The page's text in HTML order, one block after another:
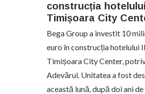
construcția
Timișoara City
Bega Group a investit 10
euro în construcția hotelului
Timișoara City Center,
Adevărul. Unitatea a fost
această lună, după doi ani